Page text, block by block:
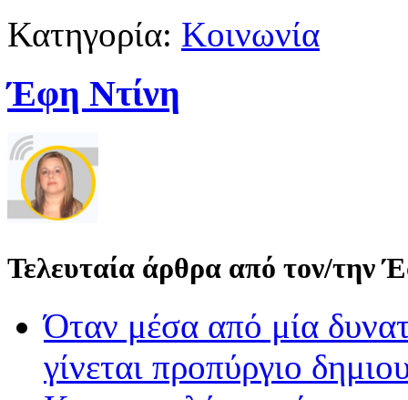
Κατηγορία: Κοινωνία
Έφη Ντίνη
Τελευταία άρθρα από τον/την
Όταν μέσα από μία
γίνεται προπύργιο